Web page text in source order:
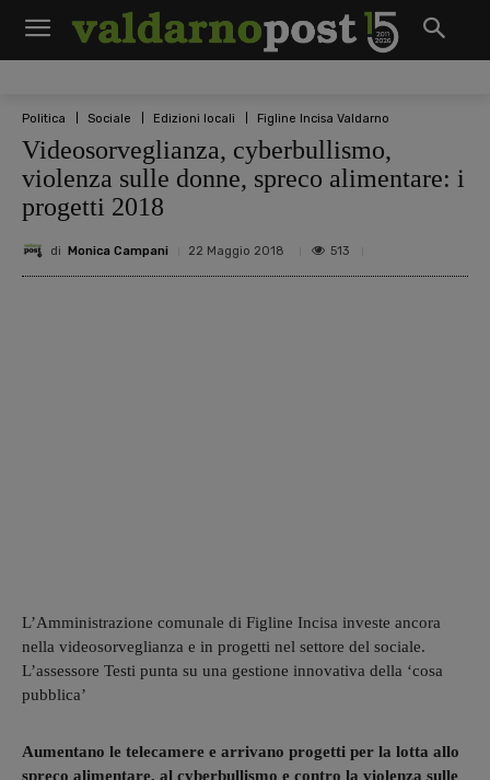
Politica Sociale Edizioni locali Figline Incisa Valdarno
Videosorveglianza, cyberbullismo,
violenza sulle donne, spreco alimentare: i
progetti 2018
di Monica Campani 22 Maggio 2018 513
L’Amministrazione comunale di Figline Incisa investe ancora
nella videosorveglianza e in progetti nel settore del sociale.
L’assessore Testi punta su una gestione innovativa della ‘cosa
pubblica’
Aumentano le telecamere e arrivano progetti per la lotta allo
spreco alimentare, al cyberbullismo e contro la violenza sulle